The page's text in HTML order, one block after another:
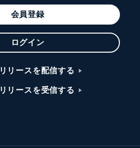
会員登録
ログイン
リースを配信する
リースを受信する